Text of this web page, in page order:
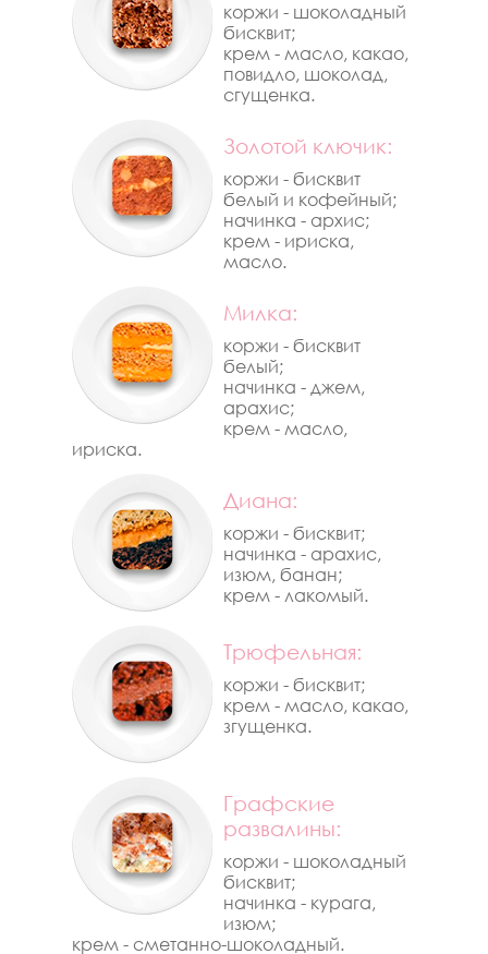
коржи - шоколадный
бисквит;
крем - масло, какао,
повидло, шоколад,
сгущенка.
Золотой ключик:
коржи - бисквит
белый и кофейный;
начинка - архис;
крем - ириска,
масло.
Милка:
коржи - бисквит
белый;
начинка - джем,
арахис;
крем - масло,
ириска.
Диана:
коржи - бисквит;
начинка - арахис,
изюм, банан;
крем - лакомый.
Трюфельная:
коржи - бисквит;
крем - масло, какао,
згущенка.
Графские
развалины:
коржи - шоколадный
бисквит;
начинка - курага,
изюм;
крем - сметанно-шоколадный.